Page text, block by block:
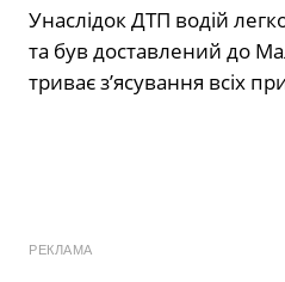
Унаслідок ДТП водій
та був доставлений до
триває з’ясування всіх
РЕКЛАМА